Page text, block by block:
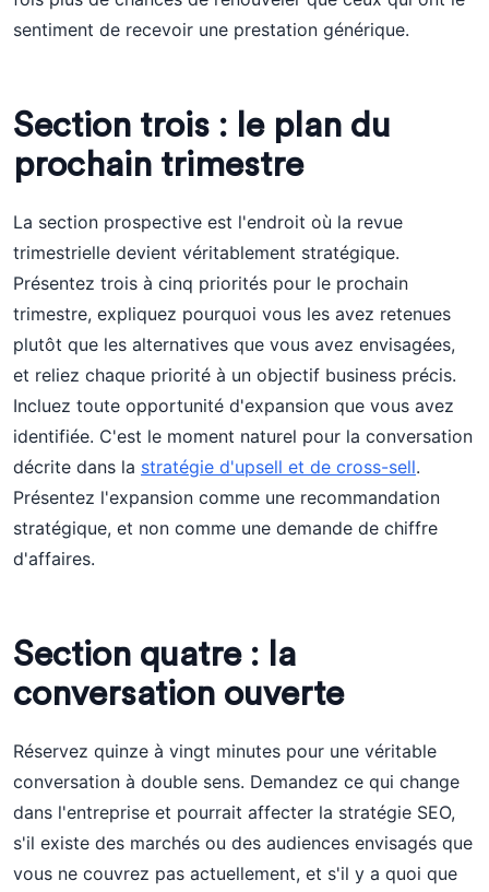
sentiment de recevoir une prestation générique.
Section trois : le plan du
prochain trimestre
La section prospective est l'endroit où la revue
trimestrielle devient véritablement stratégique.
Présentez trois à cinq priorités pour le prochain
trimestre, expliquez pourquoi vous les avez retenues
plutôt que les alternatives que vous avez envisagées,
et reliez chaque priorité à un objectif business précis.
Incluez toute opportunité d'expansion que vous avez
identifiée. C'est le moment naturel pour la conversation
décrite dans la stratégie d'upsell et de cross-sell.
Présentez l'expansion comme une recommandation
stratégique, et non comme une demande de chiffre
d'affaires.
Section quatre : la
conversation ouverte
Réservez quinze à vingt minutes pour une véritable
conversation à double sens. Demandez ce qui change
dans l'entreprise et pourrait affecter la stratégie SEO,
s'il existe des marchés ou des audiences envisagés que
vous ne couvrez pas actuellement, et s'il y a quoi que